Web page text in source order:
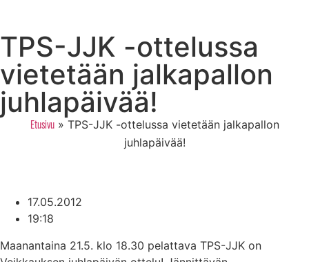
TPS-JJK -ottelussa
vietetään jalkapallon
juhlapäivää!
Etusivu» TPS-JJK -ottelussa vietetään jalkapallon
juhlapäivää!
17.05.2012
19:18
Maanantaina 21.5. klo 18.30 pelattava TPS-JJK on